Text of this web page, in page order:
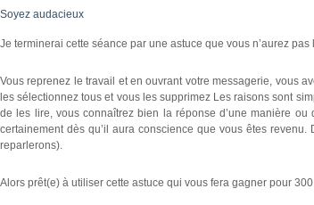
Soyez audacieux
Je terminerai cette séance par une astuce que vous n’aurez pas
Vous reprenez le travail et en ouvrant votre messagerie, vous
les sélectionnez tous et vous les supprimez Les raisons sont
de les lire, vous connaîtrez bien la réponse d’une manière
certainement dès qu’il aura conscience que vous êtes
reparlerons).
Alors prêt(e) à utiliser cette astuce qui vous fera gagner pour